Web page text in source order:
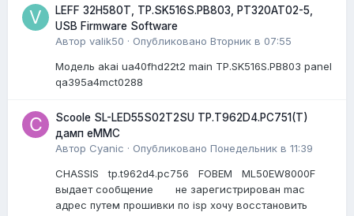
LEFF 32H580T, TP.SK516S.PB803, PT320AT02-5,
USB Firmware Software
Автор valik50 · Опубликовано Вторник в 07:55
Модель akai ua40fhd22t2 main TP.SK516S.PB803 panel
qa395a4mct0288
Scoole SL-LED55S02T2SU TP.T962D4.PC751(T)
дамп eMMC
Автор Cyanic · Опубликовано Понедельник в 11:39
CHASSIS tp.t962d4.pc756 FOBEM ML50EW8000F
выдает сообщение не зарегистрирован mac
адрес путем прошивки по isp хочу восстановить